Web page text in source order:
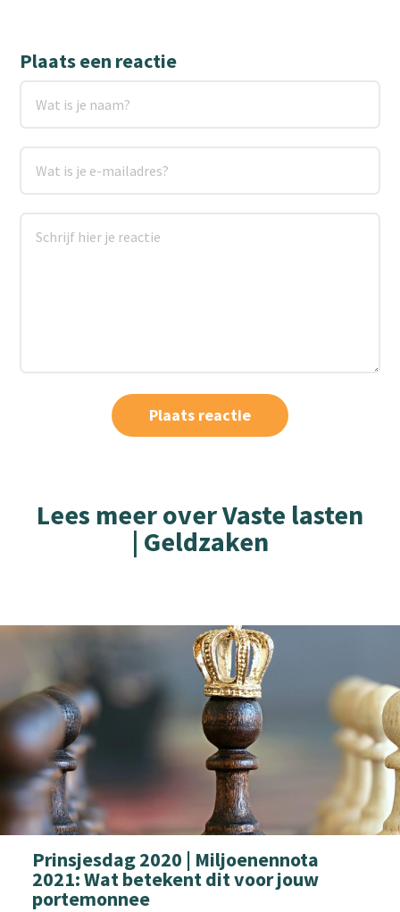
Plaats een reactie
Lees meer over Vaste lasten
| Geldzaken
Prinsjesdag 2020 | Miljoenennota
2021: Wat betekent dit voor jouw
portemonnee